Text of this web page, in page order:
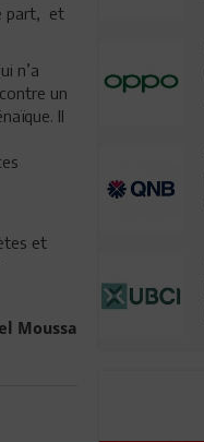
part, et
n’a
un
Il
et
Moussa